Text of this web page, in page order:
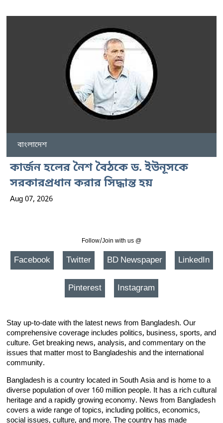
বাংলাদেশ
কার্জন হলের নৈশ বৈঠকে ড. ইউনূসকে
সরকারপ্রধান করার সিদ্ধান্ত হয়
Aug 07, 2026
Follow/Join with us @
Facebook Twitter BD Newspaper LinkedIn
Pinterest Instagram
Stay up-to-date with the latest news from Bangladesh. Our
comprehensive coverage includes politics, business, sports, and
culture. Get breaking news, analysis, and commentary on the
issues that matter most to Bangladeshis and the international
community.
Bangladesh is a country located in South Asia and is home to a
diverse population of over 160 million people. It has a rich cultural
heritage and a rapidly growing economy. News from Bangladesh
covers a wide range of topics, including politics, economics,
social issues, culture, and more. The country has made